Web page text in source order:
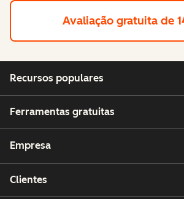
Avaliação gratuita de
Recursos populares
Ferramentas gratuitas
Empresa
Clientes